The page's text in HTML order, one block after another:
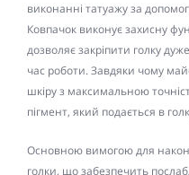
виконанні татуажу за
Ковпачок виконує захисну
дозволяє закріпити голку
час роботи. Завдяки чому
шкіру з максимальною
пігмент, який подається в
Основною вимогою для
голки, що забезпечить